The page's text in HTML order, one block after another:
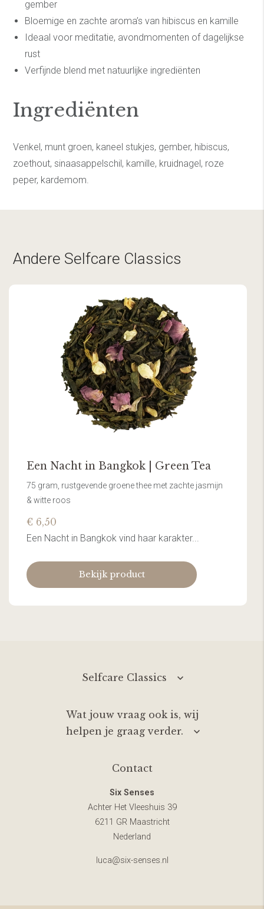
gember
Bloemige en zachte aroma’s van hibiscus en kamille
Ideaal voor meditatie, avondmomenten of dagelijkse
rust
Verfijnde blend met natuurlijke ingrediënten
Ingrediënten
Venkel, munt groen, kaneel stukjes, gember, hibiscus,
zoethout, sinaasappelschil, kamille, kruidnagel, roze
peper, kardemom.
Andere Selfcare Classics
Een Nacht in Bangkok | Green Tea
75 gram, rustgevende groene thee met zachte jasmijn
& witte roos
€ 6,50
Een Nacht in Bangkok vind haar karakter...
Bekijk product
Selfcare Classics
Wat jouw vraag ook is, wij
helpen je graag verder.
Contact
Six Senses
Achter Het Vleeshuis 39
6211 GR Maastricht
Nederland
luca@six-senses.nl